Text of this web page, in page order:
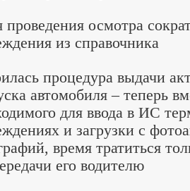
проведения осмотра
из справочника
процедура выдачи
автомобиля – теперь
для ввода в ИС
и загрузки с
время тратиться
его водителю